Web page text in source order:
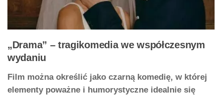
„Drama” – tragikomedia we współczesnym
wydaniu
Film można określić jako czarną komedię, w której
elementy poważne i humorystyczne idealnie się